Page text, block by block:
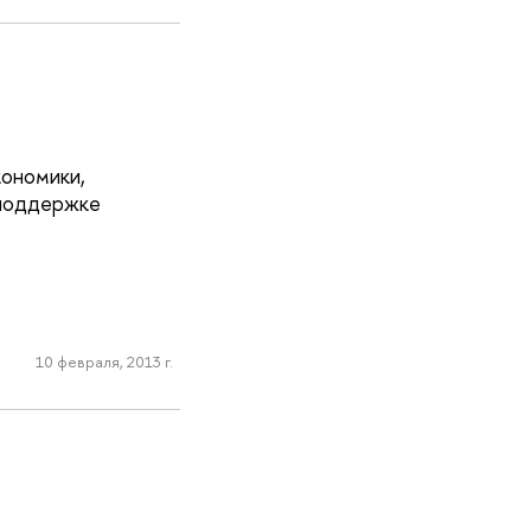
10 февраля, 2013 г.